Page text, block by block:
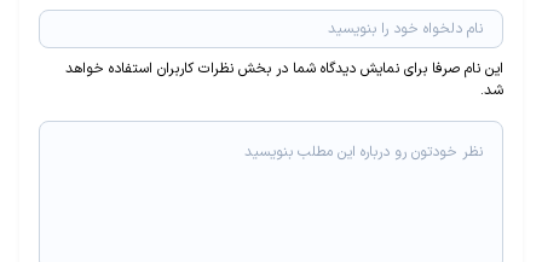
این نام صرفا برای نمایش دیدگاه شما در بخش نظرات کاربران استفاده خواهد
شد.